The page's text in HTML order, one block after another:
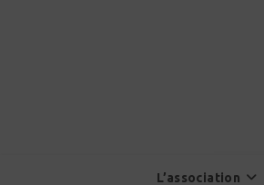
L’association